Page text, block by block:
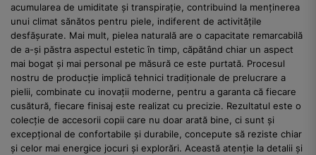
acumularea de umiditate și transpirație, contribuind la menținerea
unui climat sănătos pentru piele, indiferent de activitățile
desfășurate. Mai mult, pielea naturală are o capacitate remarcabilă
de a-și păstra aspectul estetic în timp, căpătând chiar un aspect
mai bogat și mai personal pe măsură ce este purtată. Procesul
nostru de producție implică tehnici tradiționale de prelucrare a
pielii, combinate cu inovații moderne, pentru a garanta că fiecare
cusătură, fiecare finisaj este realizat cu precizie. Rezultatul este o
colecție de accesorii copii care nu doar arată bine, ci sunt și
excepțional de confortabile și durabile, concepute să reziste chiar
și celor mai energice jocuri și explorări. Această atenție la detalii și